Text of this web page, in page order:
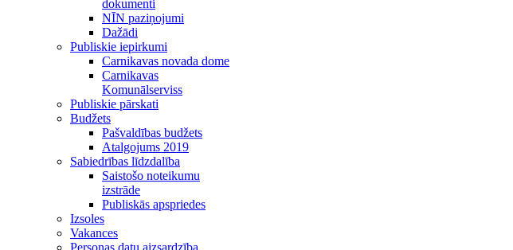
dokumenti
NĪN paziņojumi
Dažādi
Publiskie iepirkumi
Carnikavas novada dome
Carnikavas
Komunālserviss
Publiskie pārskati
Budžets
Pašvaldības budžets
Atalgojums 2019
Sabiedrības līdzdalība
Saistošo noteikumu
izstrāde
Publiskās apspriedes
Izsoles
Vakances